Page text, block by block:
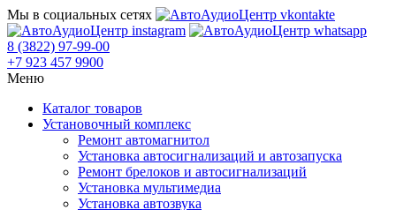
Мы в социальных сетях
8 (3822) 97-99-00
+7 923 457 9900
Меню
Каталог товаров
Установочный комплекс
Ремонт автомагнитол
Установка автосигнализаций и автозапуска
Ремонт брелоков и автосигнализаций
Установка мультимедиа
Установка автозвука